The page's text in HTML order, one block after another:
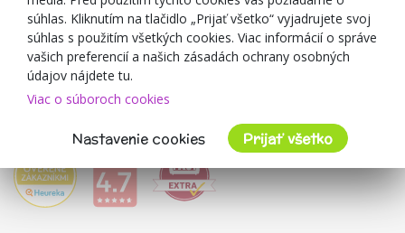
Mimulo.sk
Obchodné podmienky
Ochrana osobných údajov GDPR
Kontakty
Spolupracujeme
súhlas. Kliknutím na tlačidlo „Prijať všetko“ vyjadrujete svoj
súhlas s použitím všetkých cookies. Viac informácií o správe
vašich preferencií a našich zásadách ochrany osobných
údajov nájdete tu.
Viac o súboroch cookies
Nastavenie cookies Prijať všetko